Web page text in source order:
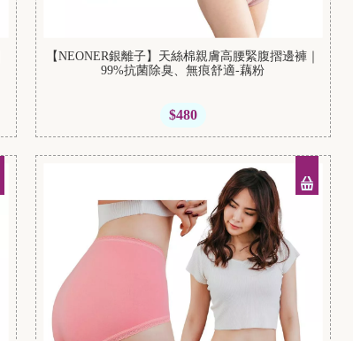
【NEONER銀離子】天絲棉親膚高腰緊腹摺邊褲｜
99%抗菌除臭、無痕舒適-藕粉
$480